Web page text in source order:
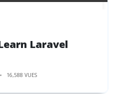
Laravel
16,588 VUES